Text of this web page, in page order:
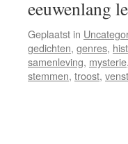
eeuwenlang
Geplaatst in
gedichten, genres,
samenleving, mysterie,
stemmen, troost,